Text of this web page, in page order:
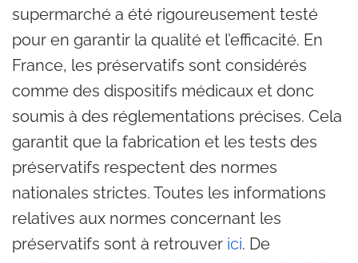
supermarché a été rigoureusement testé
pour en garantir la qualité et l’efficacité. En
France, les préservatifs sont considérés
comme des dispositifs médicaux et donc
soumis à des réglementations précises. Cela
garantit que la fabrication et les tests des
préservatifs respectent des normes
nationales strictes. Toutes les informations
relatives aux normes concernant les
préservatifs sont à retrouver ici. De